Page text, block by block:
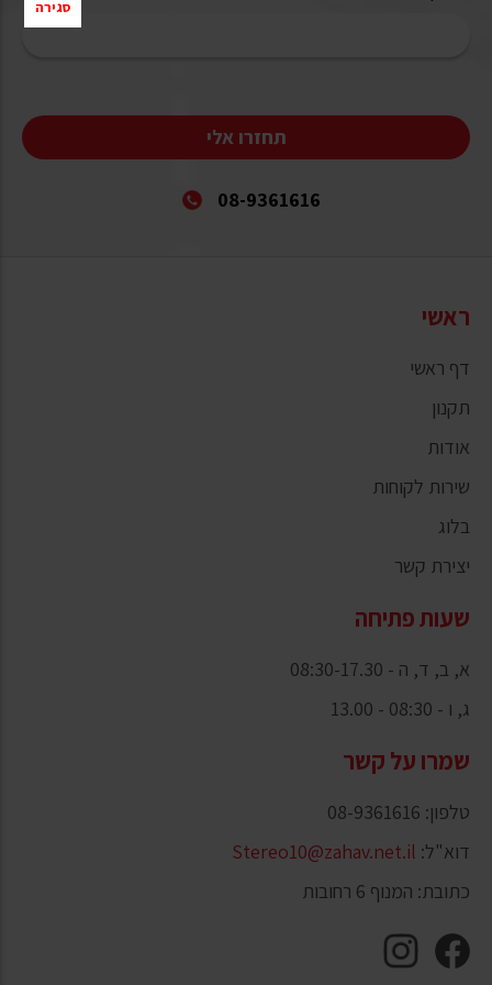
תחזרו אלי
08-9361616
ראשי
דף ראשי
תקנון
אודות
שירות לקוחות
בלוג
יצירת קשר
שעות פתיחה
א, ב, ד, ה - 08:30-17.30
ג, ו - 08:30 - 13.00
שמרו על קשר
טלפון: 08-9361616
דוא"ל: Stereo10@zahav.net.il
כתובת: המנוף 6 רחובות
סגירה